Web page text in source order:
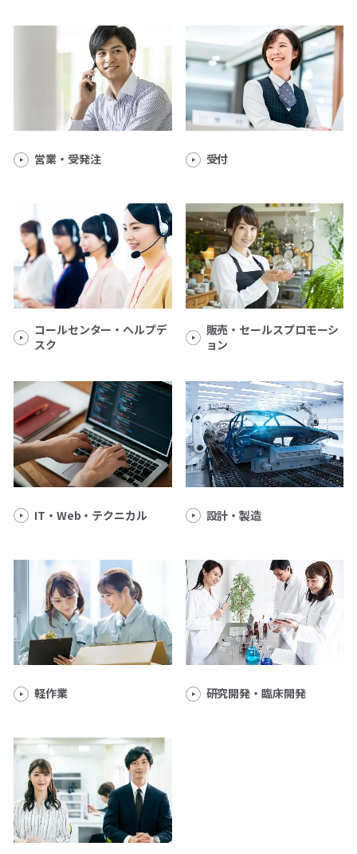
営業・受発注 受付
コールセンター・ヘルプデ
スク
販売・セールスプロモーシ
ョン
IT・Web・テクニカル 設計・製造
軽作業 研究開発・臨床開発